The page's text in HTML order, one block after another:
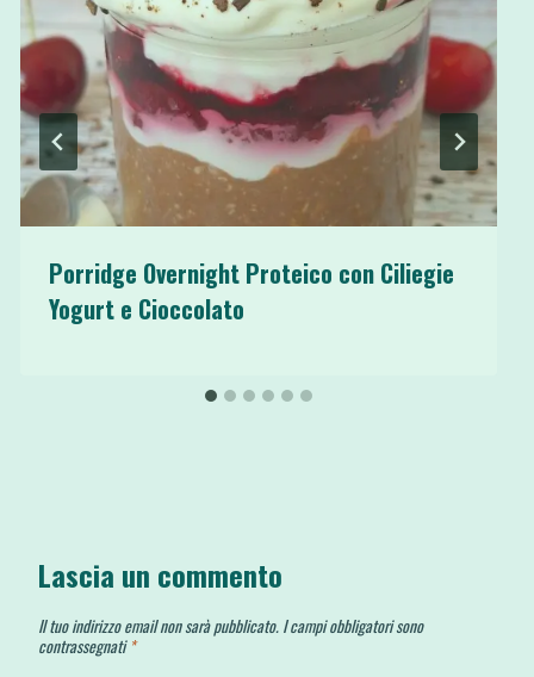
Porridge Overnight Proteico con Ciliegie
Yogurt e Cioccolato
Lascia un commento
Il tuo indirizzo email non sarà pubblicato. I campi obbligatori sono
contrassegnati *